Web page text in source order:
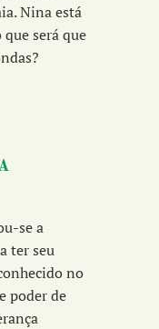
Nina está
será que
se a
ter seu
no
poder de